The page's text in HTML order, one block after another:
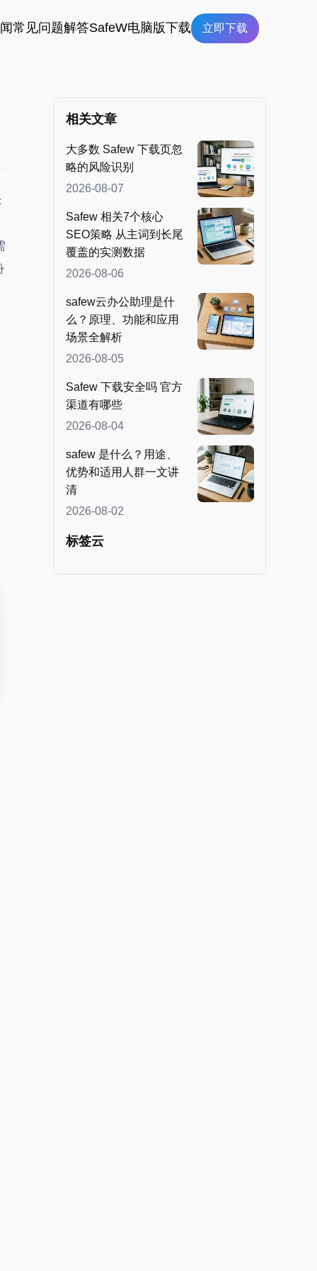
常见问题解答SafeW电脑版下载 立即下载
相关文章
大多数 Safew 下载页忽
略的风险识别
2026-08-07
Safew 相关7个核心
SEO策略 从主词到长尾
覆盖的实测数据
2026-08-06
safew云办公助理是什
么？原理、功能和应用
场景全解析
2026-08-05
Safew 下载安全吗 官方
渠道有哪些
2026-08-04
safew 是什么？用途、
优势和适用人群一文讲
清
2026-08-02
标签云